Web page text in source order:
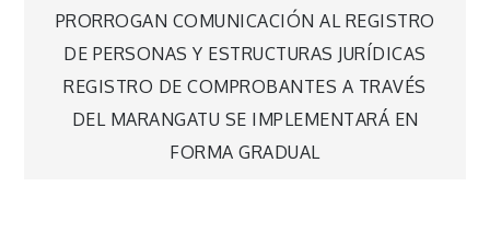
Navegación
de
entradas
PRORROGAN COMUNICACIÓN AL REGISTRO
DE PERSONAS Y ESTRUCTURAS JURÍDICAS
REGISTRO DE COMPROBANTES A TRAVÉS
DEL MARANGATU SE IMPLEMENTARÁ EN
FORMA GRADUAL